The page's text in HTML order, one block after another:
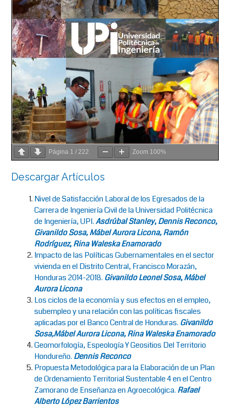
Página 1 / 222 Zoom 100%
Descargar Artículos
Nivel de Satisfacción Laboral de los Egresados de la
Carrera de Ingeniería Civil de la Universidad Politécnica
de Ingeniería, UPI.Asdrúbal Stanley,Dennis Reconco,
Givanildo Sosa, Mábel Aurora Licona, Ramón
Rodríguez,Rina Waleska Enamorado
Impacto de las Políticas Gubernamentales en el sector
vivienda en el Distrito Central, Francisco Morazán,
Honduras 2014-2018. Givanildo Leonel Sosa,Mábel
Aurora Licona
Los ciclos de la economía y sus efectos en el empleo,
subempleo y una relación con las políticas fiscales
aplicadas por el Banco Central de Honduras. Givanildo
Sosa,Mábel Aurora Licona, Rina Waleska Enamorado
Geomorfología, Espeología Y Geositios Del Territorio
Hondureño. Dennis Reconco
Propuesta Metodológica para la Elaboración de un Plan
de Ordenamiento Territorial Sustentable 4 en el Centro
Zamorano de Enseñanza en Agroecológica. Rafael
Alberto López Barrientos